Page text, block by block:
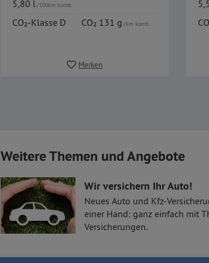
5,80 l/100km komb.
CO₂-Klasse D CO₂ 131 g/km komb.
Merken
Weitere Themen und Angebote
Wir versichern Ihr Auto!
Neues Auto und Kfz-
einer Hand: ganz einfach mit
Versicherungen.